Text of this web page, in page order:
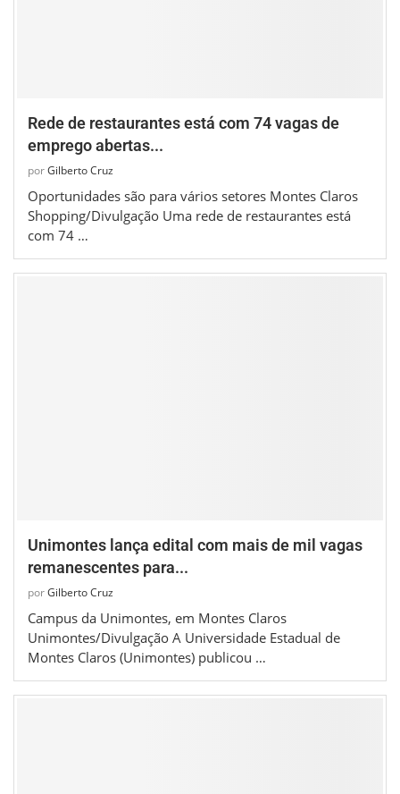
Rede de restaurantes está com 74 vagas de
emprego abertas...
porGilberto Cruz
Oportunidades são para vários setores Montes Claros
Shopping/Divulgação Uma rede de restaurantes está
com 74 …
Unimontes lança edital com mais de mil vagas
remanescentes para...
porGilberto Cruz
Campus da Unimontes, em Montes Claros
Unimontes/Divulgação A Universidade Estadual de
Montes Claros (Unimontes) publicou …